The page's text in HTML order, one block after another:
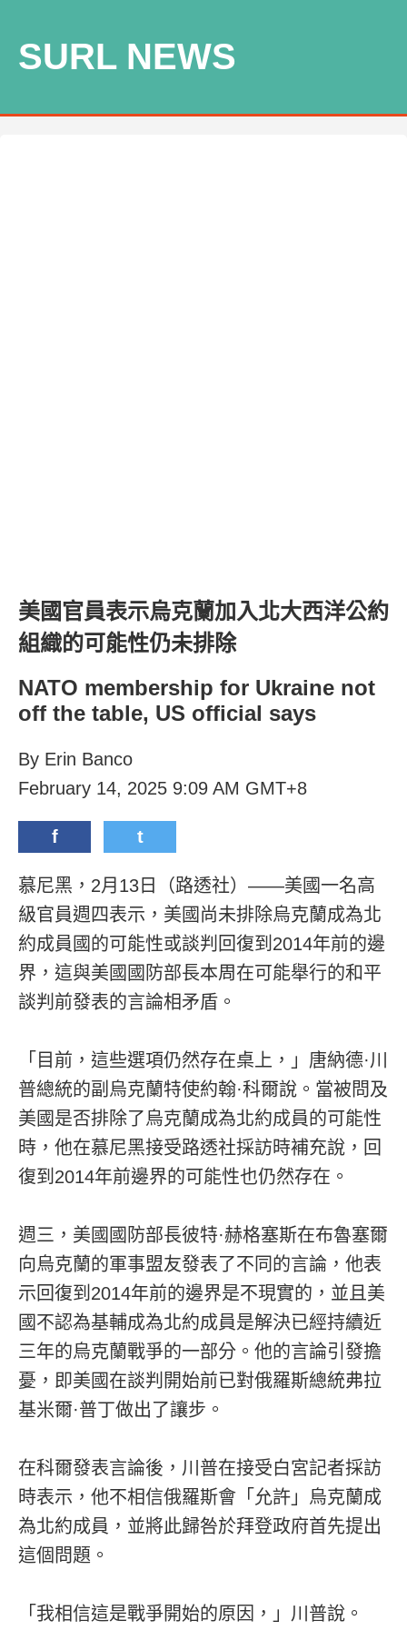
SURL NEWS
美國官員表示烏克蘭加入北大西洋公約
組織的可能性仍未排除
NATO membership for Ukraine not
off the table, US official says
By Erin Banco
February 14, 2025 9:09 AM GMT+8
f t
慕尼黑，2月13日（路透社）——美國一名高
級官員週四表示，美國尚未排除烏克蘭成為北
約成員國的可能性或談判回復到2014年前的邊
界，這與美國國防部長本周在可能舉行的和平
談判前發表的言論相矛盾。
「目前，這些選項仍然存在桌上，」唐納德·川
普總統的副烏克蘭特使約翰·科爾說。當被問及
美國是否排除了烏克蘭成為北約成員的可能性
時，他在慕尼黑接受路透社採訪時補充說，回
復到2014年前邊界的可能性也仍然存在。
週三，美國國防部長彼特·赫格塞斯在布魯塞爾
向烏克蘭的軍事盟友發表了不同的言論，他表
示回復到2014年前的邊界是不現實的，並且美
國不認為基輔成為北約成員是解決已經持續近
三年的烏克蘭戰爭的一部分。他的言論引發擔
憂，即美國在談判開始前已對俄羅斯總統弗拉
基米爾·普丁做出了讓步。
在科爾發表言論後，川普在接受白宮記者採訪
時表示，他不相信俄羅斯會「允許」烏克蘭成
為北約成員，並將此歸咎於拜登政府首先提出
這個問題。
「我相信這是戰爭開始的原因，」川普說。